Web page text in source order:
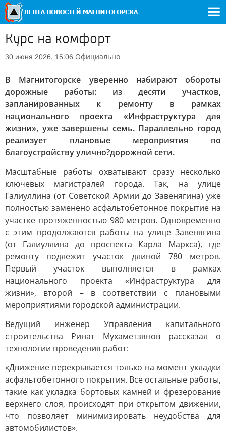
Курс на комфорт
30 июня 2026, 15:06 Официально
В Магнитогорске уверенно набирают обороты
дорожные работы: из десяти участков,
запланированных к ремонту в рамках
национального проекта «Инфраструктура для
жизни», уже завершены семь. Параллельно город
реализует плановые мероприятия по
благоустройству улично?дорожной сети.
Масштабные работы охватывают сразу несколько
ключевых магистралей города. Так, на улице
Галиуллина (от Советской Армии до Завенягина) уже
полностью заменено асфальтобетонное покрытие на
участке протяженностью 980 метров. Одновременно
с этим продолжаются работы на улице Завенягина
(от Галиуллина до проспекта Карла Маркса), где
ремонту подлежит участок длиной 780 метров.
Первый участок выполняется в рамках
национального проекта «Инфраструктура для
жизни», второй – в соответствии с плановыми
мероприятиями городской администрации.
Ведущий инженер Управления капитального
строительства Ринат Мухаметзянов рассказал о
технологии проведения работ:
«Движение перекрывается только на момент укладки
асфальтобетонного покрытия. Все остальные работы,
такие как укладка бортовых камней и фрезерование
верхнего слоя, происходят при открытом движении,
что позволяет минимизировать неудобства для
автомобилистов».